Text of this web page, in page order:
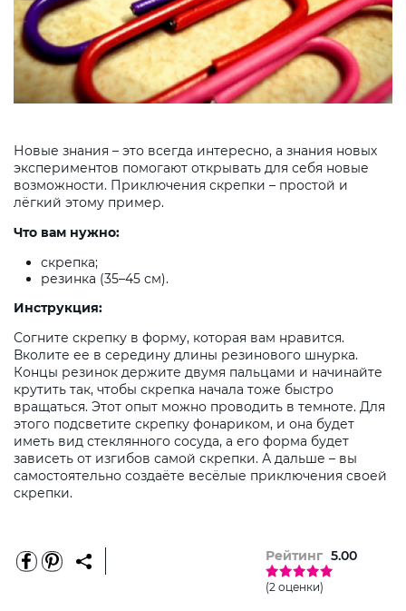
Новые знания – это всегда интересно, а знания новых
экспериментов помогают открывать для себя новые
возможности. Приключения скрепки – простой и
лёгкий этому пример.
Что вам нужно:
скрепка;
резинка (35–45 см).
Инструкция:
Согните скрепку в форму, которая вам нравится.
Вколите ее в середину длины резинового шнурка.
Концы резинок держите двумя пальцами и начинайте
крутить так, чтобы скрепка начала тоже быстро
вращаться. Этот опыт можно проводить в темноте. Для
этого подсветите скрепку фонариком, и она будет
иметь вид стеклянного сосуда, а его форма будет
зависеть от изгибов самой скрепки. А дальше – вы
самостоятельно создаёте весёлые приключения своей
скрепки.
Рейтинг 5.00
(2 оценки)